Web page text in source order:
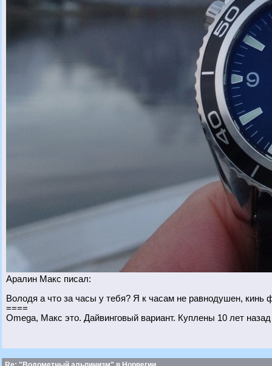
Аралин Макс писал:
Володя а что за часы у тебя? Я к часам не равнодушен, кинь
====
Omega, Макс это. Дайвинговый вариант. Куплены 10 лет